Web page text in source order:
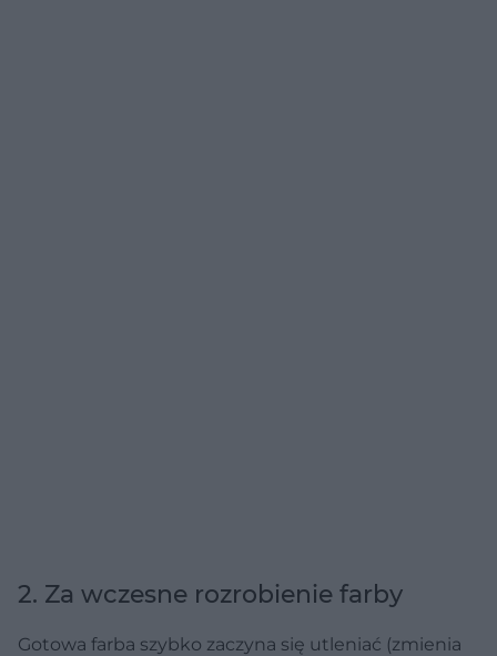
2. Za wczesne rozrobienie farby
Gotowa farba szybko zaczyna się utleniać (zmienia